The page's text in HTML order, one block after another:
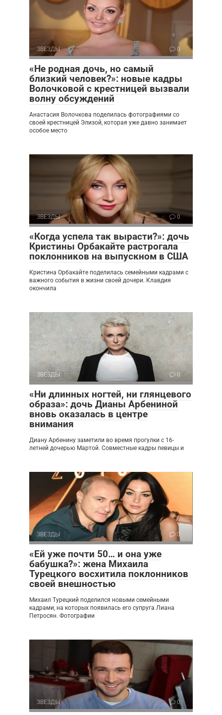
ЗВЕЗДЫ 0
«Не родная дочь, но самый
близкий человек?»: новые кадры
Волочковой с крестницей вызвали
волну обсуждений
Анастасия Волочкова поделилась фотографиями со
своей крестницей Элизой, которая уже давно занимает
особое место
ЗВЕЗДЫ 0
«Когда успела так вырасти?»: дочь
Кристины Орбакайте растрогала
поклонников на выпускном в США
Кристина Орбакайте поделилась семейными кадрами с
важного события в жизни своей дочери. Клавдия
окончила
ЗВЕЗДЫ 0
«Ни длинных ногтей, ни глянцевого
образа»: дочь Дианы Арбениной
вновь оказалась в центре
внимания
Диану Арбенину заметили во время прогулки с 16-
летней дочерью Мартой. Совместные кадры певицы и
ЗВЕЗДЫ 0
«Ей уже почти 50… и она уже
бабушка?»: жена Михаила
Турецкого восхитила поклонников
своей внешностью
Михаил Турецкий поделился новыми семейными
кадрами, на которых появилась его супруга Лиана
Петросян. Фотографии
ЗВЕЗДЫ 0